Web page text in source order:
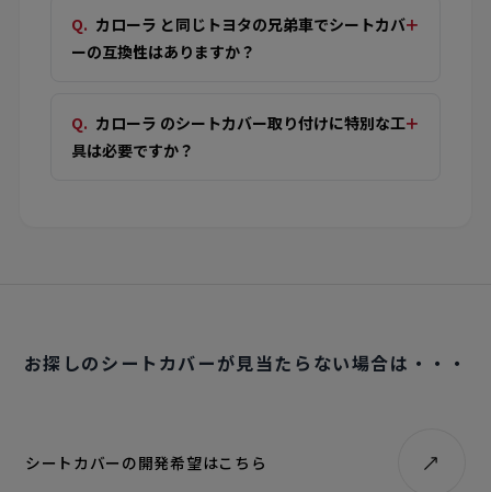
カローラ と同じトヨタの兄弟車でシートカバ
ーの互換性はありますか？
カローラ のシートカバー取り付けに特別な工
具は必要ですか？
お探しのシートカバーが見当たらない場合は・・・
シートカバーの開発希望はこちら